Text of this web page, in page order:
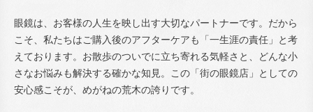
眼鏡は、お客様の人生を映し出す大切なパートナーです。だから
こそ、私たちはご購入後のアフターケアも「一生涯の責任」と考
えております。お散歩のついでに立ち寄れる気軽さと、どんな小
さなお悩みも解決する確かな知見。この「街の眼鏡店」としての
安心感こそが、めがねの荒木の誇りです。